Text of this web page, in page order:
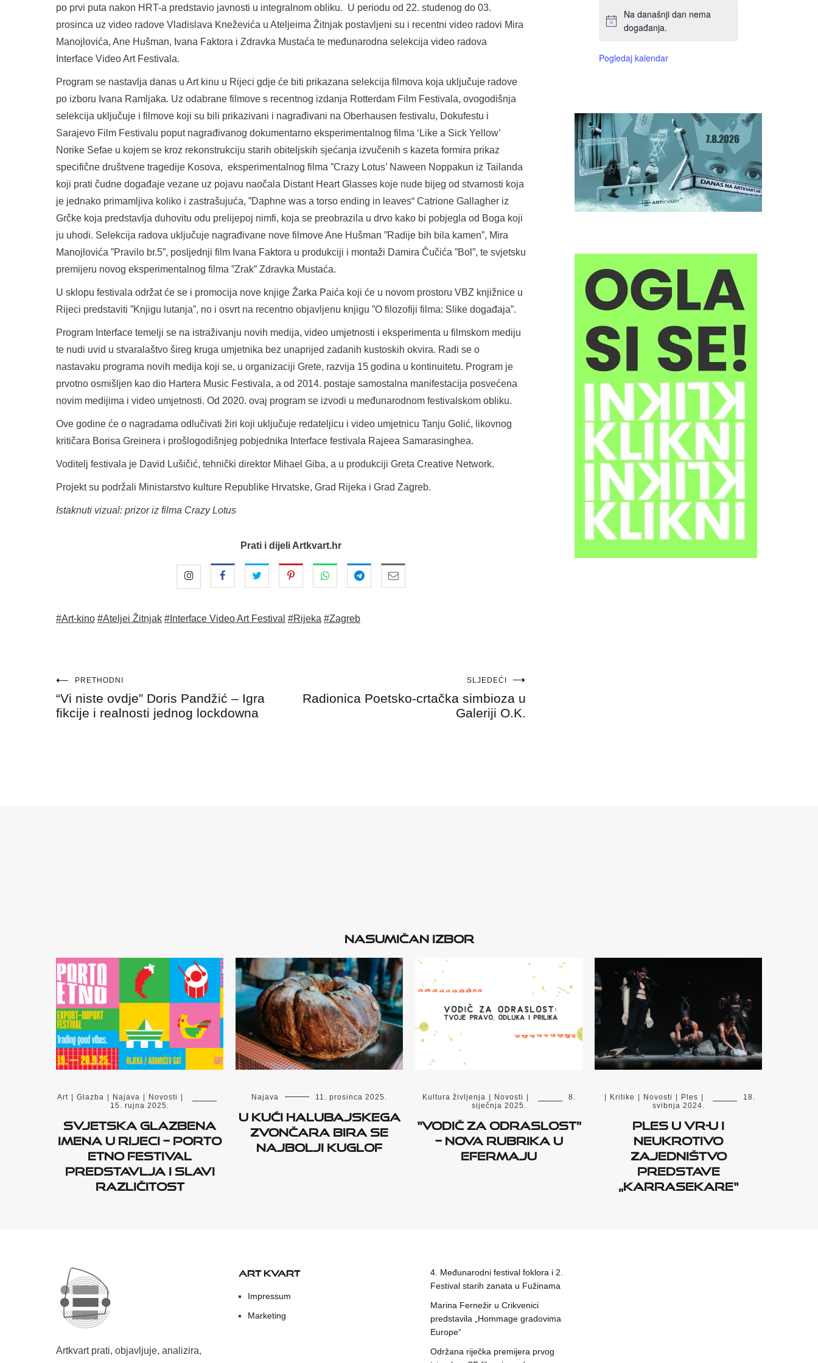
po prvi puta nakon HRT-a predstavio javnosti u integralnom obliku. U periodu od 22. studenog do 03.
prosinca uz video radove Vladislava Kneževića u Ateljeima Žitnjak postavljeni su i recentni video radovi Mira
Manojlovića, Ane Hušman, Ivana Faktora i Zdravka Mustaća te međunarodna selekcija video radova
Interface Video Art Festivala.
Program se nastavlja danas u Art kinu u Rijeci gdje će biti prikazana selekcija filmova koja uključuje radove
po izboru Ivana Ramljaka. Uz odabrane filmove s recentnog izdanja Rotterdam Film Festivala, ovogodišnja
selekcija uključuje i filmove koji su bili prikazivani i nagrađivani na Oberhausen festivalu, Dokufestu i
Sarajevo Film Festivalu poput nagrađivanog dokumentarno eksperimentalnog filma ‘Like a Sick Yellow’
Norike Sefae u kojem se kroz rekonstrukciju starih obiteljskih sjećanja izvučenih s kazeta formira prikaz
specifične društvene tragedije Kosova, eksperimentalnog filma ”Crazy Lotus’ Naween Noppakun iz Tailanda
koji prati čudne događaje vezane uz pojavu naočala Distant Heart Glasses koje nude bijeg od stvarnosti koja
je jednako primamljiva koliko i zastrašujuća, ”Daphne was a torso ending in leaves“ Catrione Gallagher iz
Grčke koja predstavlja duhovitu odu prelijepoj nimfi, koja se preobrazila u drvo kako bi pobjegla od Boga koji
ju uhodi. Selekcija radova uključuje nagrađivane nove filmove Ane Hušman ”Radije bih bila kamen”, Mira
Manojlovića ”Pravilo br.5”, posljednji film Ivana Faktora u produkciji i montaži Damira Čučića ”Bol”, te svjetsku
premijeru novog eksperimentalnog filma ”Zrak” Zdravka Mustaća.
U sklopu festivala održat će se i promocija nove knjige Žarka Paića koji će u novom prostoru VBZ knjižnice u
Rijeci predstaviti ”Knjigu lutanja”, no i osvrt na recentno objavljenu knjigu ”O filozofiji filma: Slike događaja”.
Program Interface temelji se na istraživanju novih medija, video umjetnosti i eksperimenta u filmskom mediju
te nudi uvid u stvaralaštvo šireg kruga umjetnika bez unaprijed zadanih kustoskih okvira. Radi se o
nastavaku programa novih medija koji se, u organizaciji Grete, razvija 15 godina u kontinuitetu. Program je
prvotno osmišljen kao dio Hartera Music Festivala, a od 2014. postaje samostalna manifestacija posvećena
novim medijima i video umjetnosti. Od 2020. ovaj program se izvodi u međunarodnom festivalskom obliku.
Ove godine će o nagradama odlučivati žiri koji uključuje redateljicu i video umjetnicu Tanju Golić, likovnog
kritičara Borisa Greinera i prošlogodišnjeg pobjednika Interface festivala Rajeea Samarasinghea.
Voditelj festivala je David Lušičić, tehnički direktor Mihael Giba, a u produkciji Greta Creative Network.
Projekt su podržali Ministarstvo kulture Republike Hrvatske, Grad Rijeka i Grad Zagreb.
Istaknuti vizual: prizor iz filma Crazy Lotus
Prati i dijeli Artkvart.hr
#Art-kino #Ateljei Žitnjak #Interface Video Art Festival #Rijeka #Zagreb
Navigacija
objava
PRETHODNI
“Vi niste ovdje” Doris Pandžić – Igra
fikcije i realnosti jednog lockdowna
SLJEDEĆI
Radionica Poetsko-crtačka simbioza u
Galeriji O.K.
Na današnji dan nema
događanja.
Pogledaj kalendar
Nasumičan izbor
Art | Glazba | Najava | Novosti |
15. rujna 2025.
Svjetska glazbena
imena u Rijeci – Porto
Etno Festival
predstavlja i slavi
različitost
Najava 11. prosinca 2025.
U KUĆI HALUBAJSKEGA
ZVONČARA BIRA SE
NAJBOLJI KUGLOF
Kultura življenja | Novosti |
8.
siječnja 2025.
“Vodič za odraslost”
– nova rubrika u
eFermaju
| Kritike | Novosti | Ples |
18.
svibnja 2024.
Ples u VR-u i
neukrotivo
zajedništvo
predstave
„Karrasekare“
Artkvart prati, objavljuje, analizira,
ART KVART
Impressum
Marketing
4. Međunarodni festival foklora i 2.
Festival starih zanata u Fužinama
Marina Fernežir u Crikvenici
predstavila „Hommage gradovima
Europe“
Održana riječka premijera prvog